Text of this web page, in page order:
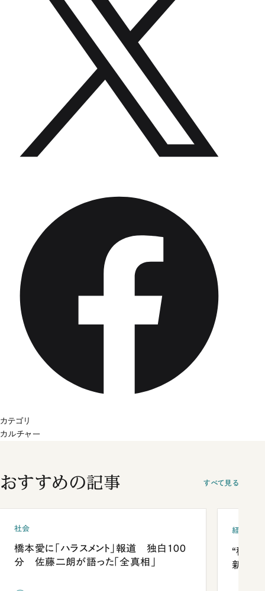
カテゴリ
カルチャー
おすすめの記事 すべて見る
社会
橋本愛に「ハラスメント」報道 独白100
分 佐藤二朗が語った「全真相」
経済・ビ
“稼ぎ
新社長